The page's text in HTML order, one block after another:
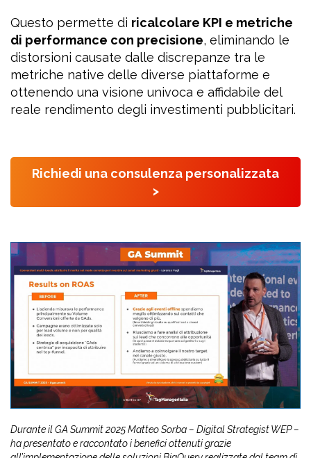
Questo permette di ricalcolare KPI e metriche
di performance con precisione, eliminando le
distorsioni causate dalle discrepanze tra le
metriche native delle diverse piattaforme e
ottenendo una visione univoca e affidabile del
reale rendimento degli investimenti pubblicitari.
Richiedi una consulenza personalizzata
>
Durante il GA Summit 2025 Matteo Sorba – Digital Strategist WEP –
ha presentato e raccontato i benefici ottenuti grazie